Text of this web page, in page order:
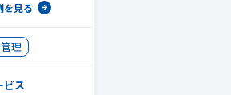
を見る
理
ビス